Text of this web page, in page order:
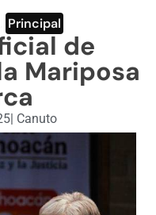
Principal
de
Mariposa
| Canuto